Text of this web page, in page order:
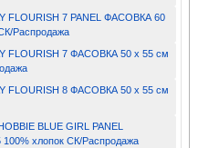
FLOURISH 7 PANEL ФАСОВКА 60
Распродажа
FLOURISH 7 ФАСОВКА 50 x 55 см
FLOURISH 8 ФАСОВКА 50 x 55 см
BLUE GIRL PANEL
хлопок СК/Распродажа